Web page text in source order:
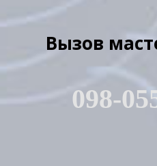
Вызов
098-